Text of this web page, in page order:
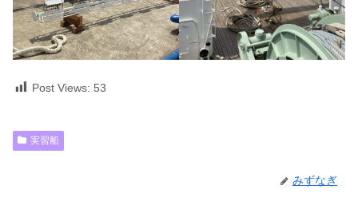
Post Views: 53
実習船
みずなぎ